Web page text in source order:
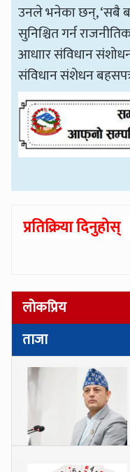
उनले भनेका छन्, ‘सबै
सुनिश्चित गर्न
आधाार संविधान
संविधान संशेधन
प्रतिक्रिया दिनुहोस्
लोकप्रिय
ताजा